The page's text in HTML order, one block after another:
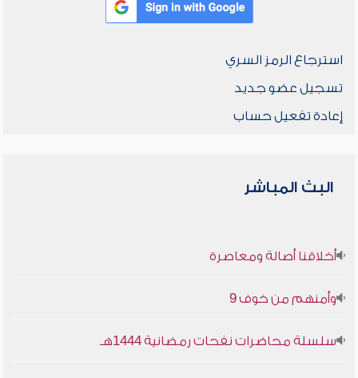
استرجاع الرمز السري
تسجيل عضو جديد
إعادة تفعيل حساب
البث المباشر
أخلاقنا أصالة ومعاصرة
وأمنهم من خوف 9
سلسلة محاضرات نفحات رمضانية 1444هـ